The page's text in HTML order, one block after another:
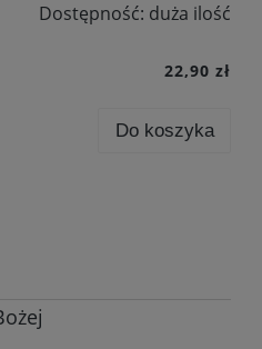
Dostępność: duża ilość
22,90 zł
Do koszyka
i otrzymaj
i promocjami